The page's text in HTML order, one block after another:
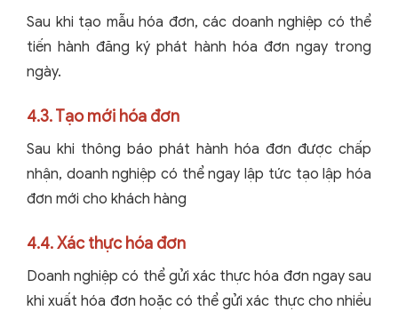
Sau khi tạo mẫu hóa đơn, các doanh nghiệp có thể
tiến hành đăng ký phát hành hóa đơn ngay trong
ngày.
4.3. Tạo mới hóa đơn
Sau khi thông báo phát hành hóa đơn được chấp
nhận, doanh nghiệp có thể ngay lập tức tạo lập hóa
đơn mới cho khách hàng
4.4. Xác thực hóa đơn
Doanh nghiệp có thể gửi xác thực hóa đơn ngay sau
khi xuất hóa đơn hoặc có thể gửi xác thực cho nhiều